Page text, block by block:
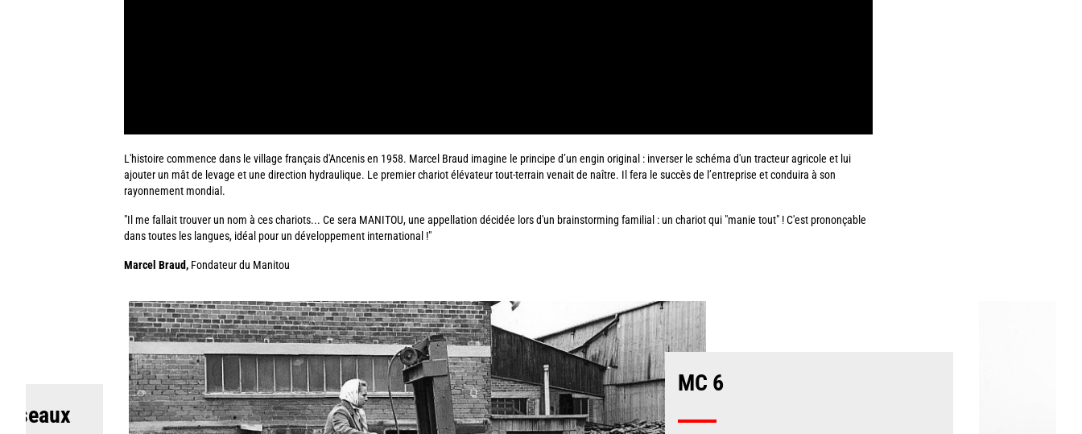
L'histoire commence dans le village français d'Ancenis en 1958. Marcel Braud imagine le principe d’un engin original : inverser le schéma d'un tracteur agricole et lui
ajouter un mât de levage et une direction hydraulique. Le premier chariot élévateur tout-terrain venait de naître. Il fera le succès de l’entreprise et conduira à son
rayonnement mondial.
"Il me fallait trouver un nom à ces chariots... Ce sera MANITOU, une appellation décidée lors d'un brainstorming familial : un chariot qui "manie tout" ! C'est prononçable
dans toutes les langues, idéal pour un développement international !"
Marcel Braud,Fondateur du Manitou
Image
Title
MC 6